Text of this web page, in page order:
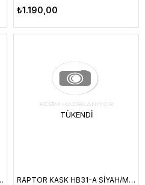
₺1.190,00
M BEDEN
TÜKENDI
RAPTOR KASK HB31-A SİYAH/MAVİ M BEDEN